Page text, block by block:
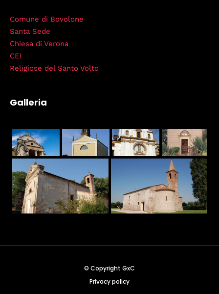
Comune di Bovolone
Santa Sede
Chiesa di Verona
CEI
Religiose del Santo Volto
Galleria
© Copyright GxC
Privacy policy